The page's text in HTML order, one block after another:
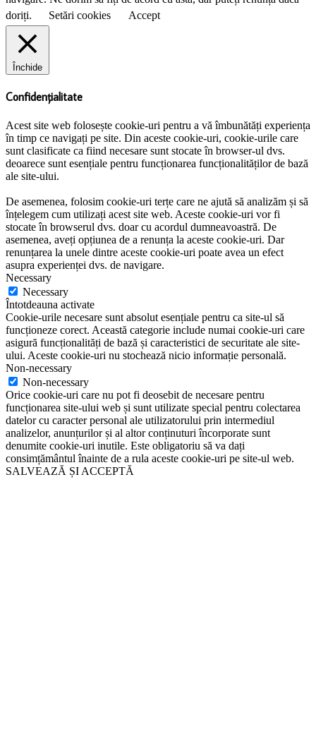
doriți.
Setări cookies Accept
Închide
Confidențialitate
Acest site web folosește cookie-uri pentru a vă îmbunătăți experiența
în timp ce navigați pe site. Din aceste cookie-uri, cookie-urile care
sunt clasificate ca fiind necesare sunt stocate în browser-ul dvs.
deoarece sunt esențiale pentru funcționarea funcționalităților de bază
ale site-ului.
De asemenea, folosim cookie-uri terțe care ne ajută să analizăm și să
înțelegem cum utilizați acest site web. Aceste cookie-uri vor fi
stocate în browserul dvs. doar cu acordul dumneavoastră. De
asemenea, aveți opțiunea de a renunța la aceste cookie-uri. Dar
renunțarea la unele dintre aceste cookie-uri poate avea un efect
asupra experienței dvs. de navigare.
Necessary
Necessary
Întotdeauna activate
Cookie-urile necesare sunt absolut esențiale pentru ca site-ul să
funcționeze corect. Această categorie include numai cookie-uri care
asigură funcționalități de bază și caracteristici de securitate ale site-
ului. Aceste cookie-uri nu stochează nicio informație personală.
Non-necessary
Non-necessary
Orice cookie-uri care nu pot fi deosebit de necesare pentru
funcționarea site-ului web și sunt utilizate special pentru colectarea
datelor cu caracter personal ale utilizatorului prin intermediul
analizelor, anunțurilor și al altor conținuturi încorporate sunt
denumite cookie-uri inutile. Este obligatoriu să va dați
consimțământul înainte de a rula aceste cookie-uri pe site-ul web.
SALVEAZĂ ȘI ACCEPTĂ